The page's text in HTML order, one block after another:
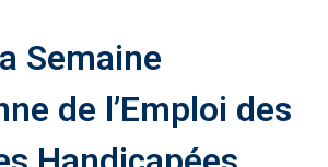
Semaine
de l’Emploi des